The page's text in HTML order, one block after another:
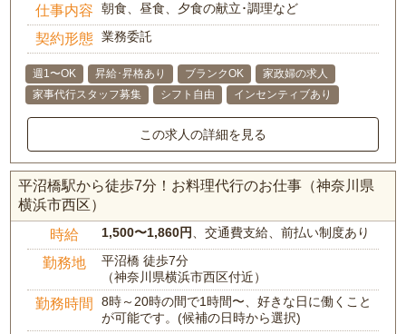
仕事内容 朝食、昼食、夕食の献立･調理など
契約形態 業務委託
週1〜OK 昇給･昇格あり ブランクOK
家政婦の求人
家事代行スタッフ募集
シフト自由 インセンティブあり
この求人の詳細を見る
平沼橋駅から徒歩7分！お料理代行のお仕事（神奈川県
横浜市西区）
時給 1,500〜1,860円 、交通費支給、前払い制度あり
勤務地
平沼橋 徒歩7分
（神奈川県横浜市西区付近）
勤務時間
8時～20時の間で1時間〜、好きな日に働くこと
が可能です。(候補の日時から選択)